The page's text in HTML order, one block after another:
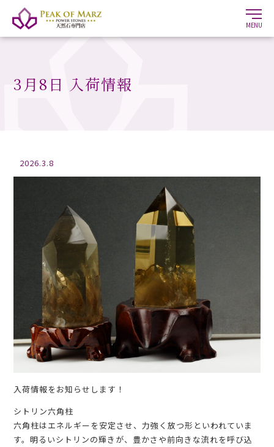
MENU
3月8日 入荷情報
2026.3.8
入荷情報をお知らせします！
シトリン六角柱
六角柱はエネルギーを安定させ、力強く放つ形といわれていま
す。明るいシトリンの輝きが、豊かさや前向きな流れを呼び込